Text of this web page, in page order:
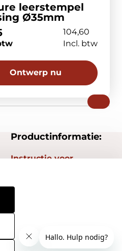
leerstempel
Ø35mm
104,60
Incl. btw
Ontwerp nu
Productinformatie:
Instructie voor
Aanleverspecificaties